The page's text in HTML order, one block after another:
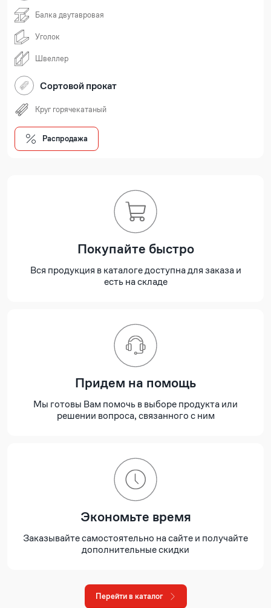
Балка двутавровая
Уголок
Швеллер
Сортовой прокат
Круг горячекатаный
Распродажа
Покупайте быстро
Вся продукция в каталоге доступна для заказа и
есть на складе
Придем на помощь
Мы готовы Вам помочь в выборе продукта или
решении вопроса, связанного с ним
Экономьте время
Заказывайте самостоятельно на сайте и получайте
дополнительные скидки
Перейти в каталог